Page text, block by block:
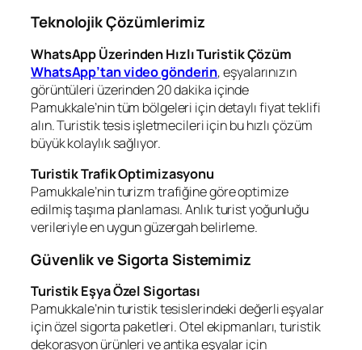
Teknolojik Çözümlerimiz
WhatsApp Üzerinden Hızlı Turistik Çözüm
WhatsApp’tan video gönderin, eşyalarınızın
görüntüleri üzerinden 20 dakika içinde
Pamukkale’nin tüm bölgeleri için detaylı fiyat teklifi
alın. Turistik tesis işletmecileri için bu hızlı çözüm
büyük kolaylık sağlıyor.
Turistik Trafik Optimizasyonu
Pamukkale’nin turizm trafiğine göre optimize
edilmiş taşıma planlaması. Anlık turist yoğunluğu
verileriyle en uygun güzergah belirleme.
Güvenlik ve Sigorta Sistemimiz
Turistik Eşya Özel Sigortası
Pamukkale’nin turistik tesislerindeki değerli eşyalar
için özel sigorta paketleri. Otel ekipmanları, turistik
dekorasyon ürünleri ve antika eşyalar için